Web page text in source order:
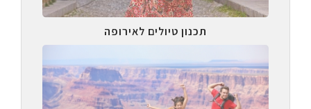
תכנון טיולים לאירופה